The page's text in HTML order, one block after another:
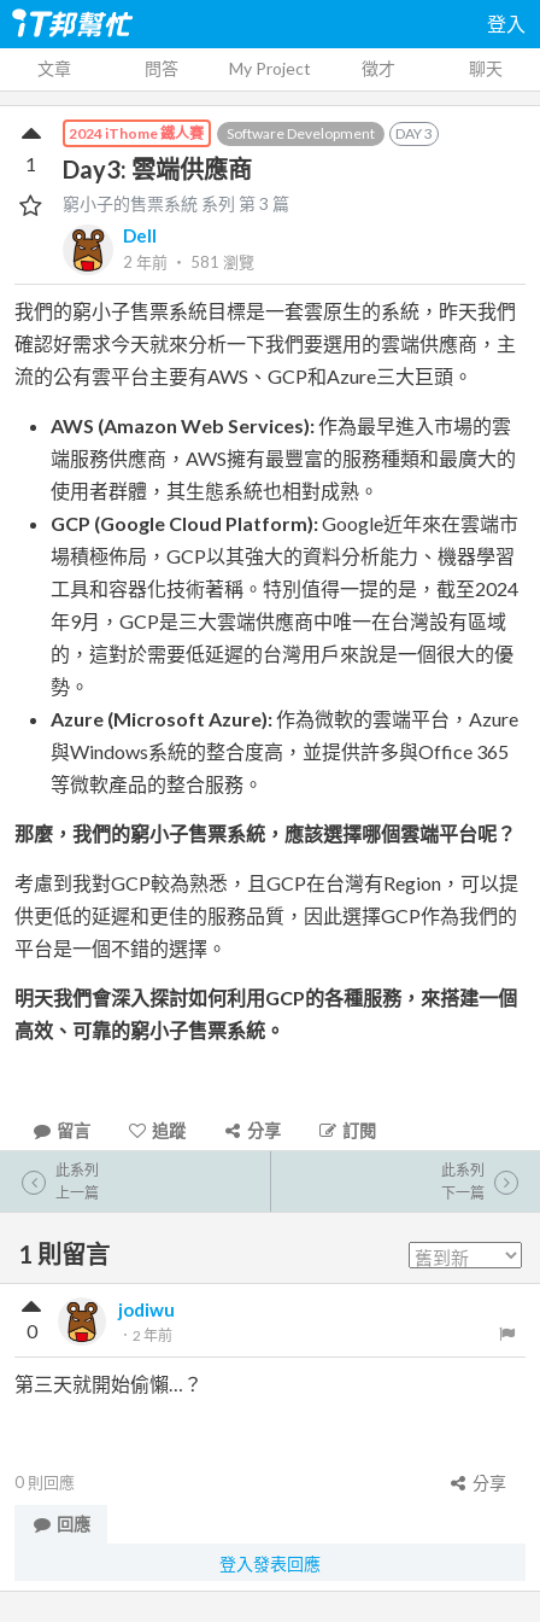
登入
文章 問答 My Project 徵才 聊天
2024 iThome 鐵人賽 Software Development DAY3
Day3: 雲端供應商
窮小子的售票系統 系列 第3 篇
Dell
2 年前 ‧ 581 瀏覽
1
我們的窮小子售票系統目標是一套雲原生的系統，昨天我們
確認好需求今天就來分析一下我們要選用的雲端供應商，主
流的公有雲平台主要有AWS、GCP和Azure三大巨頭。
AWS (Amazon Web Services):作為最早進入市場的雲
端服務供應商，AWS擁有最豐富的服務種類和最廣大的
使用者群體，其生態系統也相對成熟。
GCP (Google Cloud Platform):Google近年來在雲端市
場積極佈局，GCP以其強大的資料分析能力、機器學習
工具和容器化技術著稱。特別值得一提的是，截至2024
年9月，GCP是三大雲端供應商中唯一在台灣設有區域
的，這對於需要低延遲的台灣用戶來說是一個很大的優
勢。
Azure (Microsoft Azure):作為微軟的雲端平台，Azure
與Windows系統的整合度高，並提供許多與Office 365
等微軟產品的整合服務。
那麼，我們的窮小子售票系統，應該選擇哪個雲端平台呢？
考慮到我對GCP較為熟悉，且GCP在台灣有Region，可以提
供更低的延遲和更佳的服務品質，因此選擇GCP作為我們的
平台是一個不錯的選擇。
明天我們會深入探討如何利用GCP的各種服務，來搭建一個
高效、可靠的窮小子售票系統。
留言 追蹤 分享 訂閱
此系列
上一篇
此系列
下一篇
1 則留言
jodiwu
． 2 年前
0
第三天就開始偷懶…？
0 則回應
分享
回應
登入發表回應